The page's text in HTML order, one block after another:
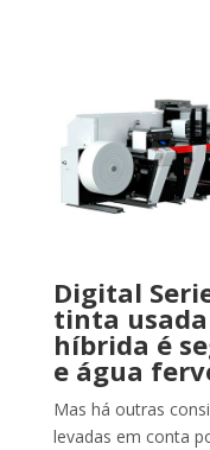
Digital
tinta usada
híbrida é
e água
Mas há outras
levadas em conta